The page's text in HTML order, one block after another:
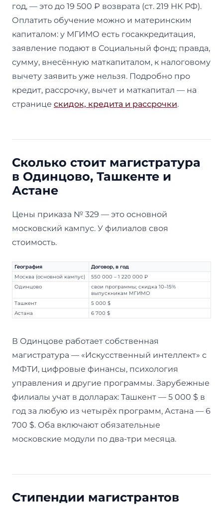
год, — это до 19 500 ₽ возврата (ст. 219 НК РФ).
Оплатить обучение можно и материнским
капиталом: у МГИМО есть госаккредитация,
заявление подают в Социальный фонд; правда,
сумму, внесённую маткапиталом, к налоговому
вычету заявить уже нельзя. Подробно про
кредит, рассрочку, вычет и маткапитал — на
странице скидок, кредита и рассрочки.
Сколько стоит магистратура
в Одинцово, Ташкенте и
Астане
Цены приказа № 329 — это основной
московский кампус. У филиалов своя
стоимость.
География
Договор, в год
Москва (основной кампус)
550 000 – 1 220 000 ₽
Одинцово
свои программы; скидка 10–15%
выпускникам МГИМО
Ташкент
5 000 $
Астана
6 700 $
В Одинцове работает собственная
магистратура — «Искусственный интеллект» с
МФТИ, цифровые финансы, психология
управления и другие программы. Зарубежные
филиалы учат в долларах: Ташкент — 5 000 $ в
год за любую из четырёх программ, Астана — 6
700 $. Оба включают обязательные
московские модули по два-три месяца.
Стипендии магистрантов